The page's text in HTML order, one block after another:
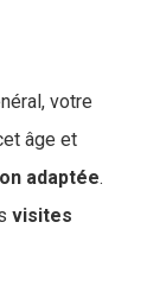
votre
âge et
adaptée.
visites